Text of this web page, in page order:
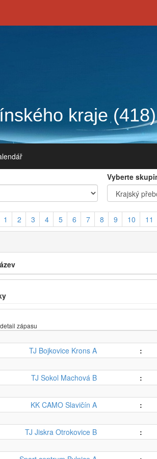
kraje (418)
Vyberte
1 2 3 4 5 6 7 8 9 10 11
zápasu
TJ Bojkovice Krons A :
TJ Sokol Machová B :
KK CAMO Slavičín A :
TJ Jiskra Otrokovice B :